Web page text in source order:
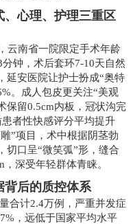
心理、护理三重区
云南省一院限定手术年龄
钟，术后套环7-10天自然
延安医院让护士扮成“奥特
。成人包皮更关注“美观
保留0.5cm内板，冠状沟完
者性快感评分平均提升
”项目，术中根据阴茎勃
切口呈“微笑弧”形，缝合
深受年轻群体青睐。
背后的质控体系
合计2.4万例，严重并发症
，远低于国家平均水平